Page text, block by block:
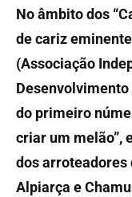
No âmbito dos
de cariz
(Associação
do primeiro
criar um melão”,
dos arroteadores
Alpiarça e